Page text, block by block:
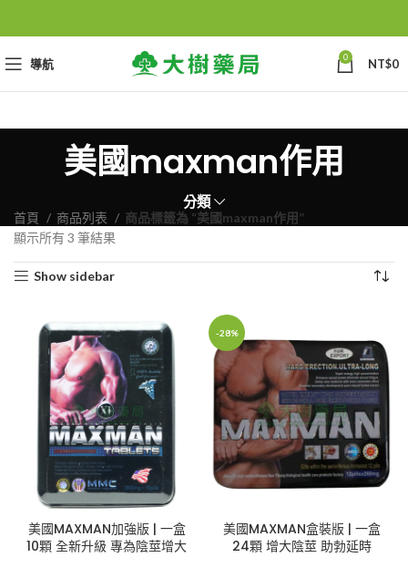
導航 0 NT$0
美國maxman作用
分類
首頁 商品列表
商品標籤為 “美國maxman作用”
顯示所有 3 筆結果
Show sidebar
美國MAXMAN加強版 | 一盒
10顆 全新升級 專為陰莖增大
-28%
美國MAXMAN盒裝版 | 一盒
24顆 增大陰莖 助勃延時